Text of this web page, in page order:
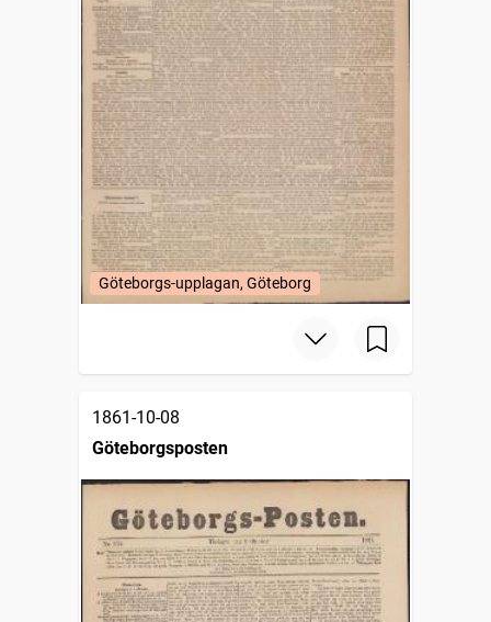
Göteborgs-upplagan, Göteborg
1861-10-08
Göteborgsposten